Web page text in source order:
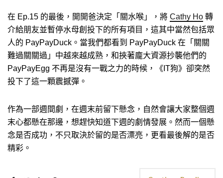
在 Ep.15 的最後，開開爸決定「關水喉」，將 Cathy Ho 轉
介給朋友並暫停水母創投下的所有項目，這其中當然包括眾
人的 PayPayDuck。當我們都看到 PayPayDuck 在「關關
難過關關過」中越來越成熟，和挾著龐大資源抄襲他們的
PayPayEgg 不再是沒有一戰之力的時候，《IT狗》卻突然
投下了這一顆震撼彈。
作為一部週間劇，在週末前留下懸念，自然會讓大家整個週
末心都懸在那邊，想趕快知道下週的劇情發展。然而一個懸
念是否成功，不只取決於留的是否漂亮，更看最後解的是否
精彩。